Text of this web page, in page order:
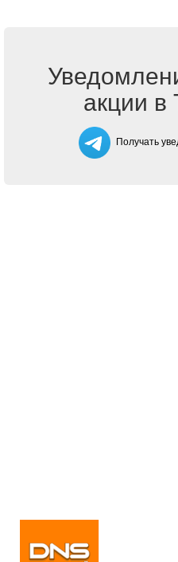
акции в
Получать